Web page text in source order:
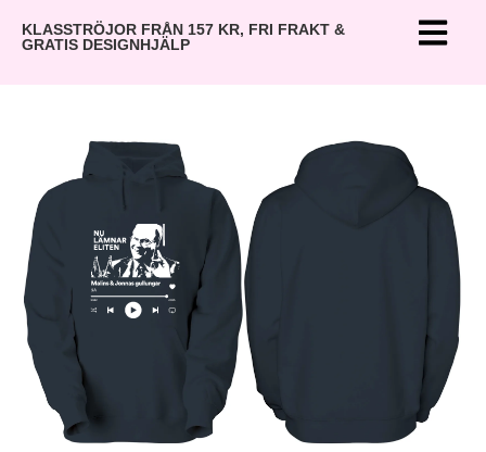
KLASSTRÖJOR FRÅN 157 KR, FRI FRAKT &
GRATIS DESIGNHJÄLP